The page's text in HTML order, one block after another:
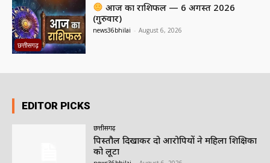
छत्तीसगढ़
आज का राशिफल — 6 अगस्त 2026
(गुरुवार)
news36bhilai - August 6, 2026
EDITOR PICKS
छत्तीसगढ़
पिस्तौल दिखाकर दो आरोपियों ने महिला शिक्षिका
को लूटा